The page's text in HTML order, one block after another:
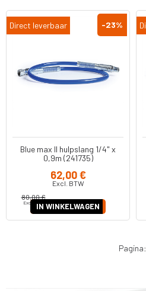
-23%
Direct leverbaar
Blue max II hulpslang 1/4" x
0,9m (241735)
62,00 €
Excl. BTW
80,00 €
Excl. BTWIN WINKELWAGEN
Pagina: